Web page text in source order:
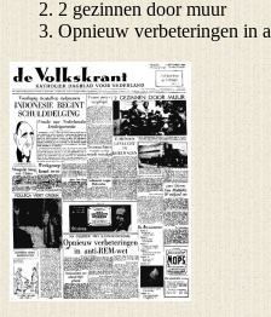
2 gezinnen door muur
Opnieuw verbeteringen in